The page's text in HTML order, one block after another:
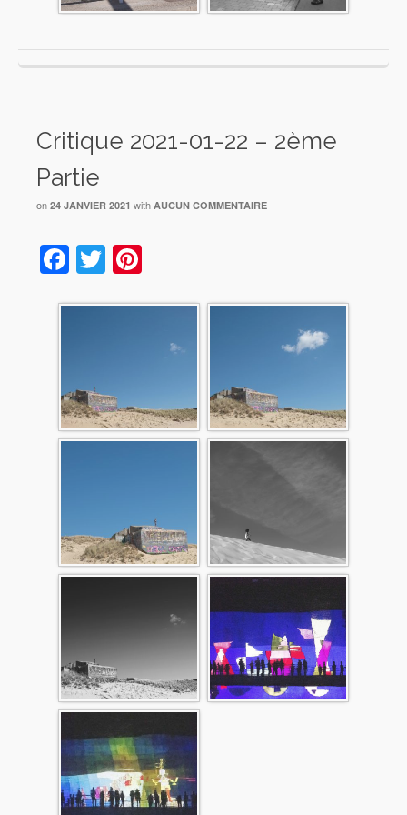
Critique 2021-01-22 – 2ème
Partie
on 24 JANVIER 2021 with AUCUN COMMENTAIRE
Facebook
Twitter